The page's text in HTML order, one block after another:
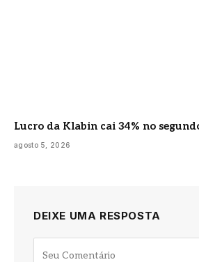
Lucro da Klabin cai 34% no
agosto 5, 2026
DEIXE UMA RESPOSTA